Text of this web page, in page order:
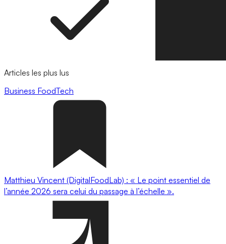
Articles les plus lus
Business FoodTech
Matthieu Vincent (DigitalFoodLab) : « Le point essentiel de
l’année 2026 sera celui du passage à l’échelle ».